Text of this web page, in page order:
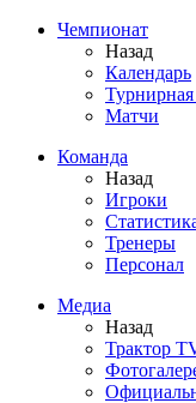
Чемпионат
Назад
Календарь
Турнирная
Матчи
Команда
Назад
Игроки
Тренеры
Персонал
Медиа
Назад
Трактор